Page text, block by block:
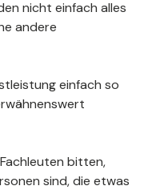
nicht einfach alles
andere
einfach so
bitten,
sind, die etwas